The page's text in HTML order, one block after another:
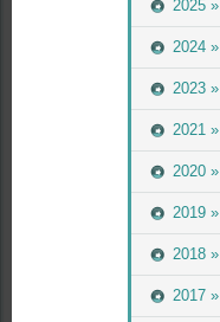
2025 »
2024 »
2023 »
2021 »
2020 »
2019 »
2018 »
2017 »